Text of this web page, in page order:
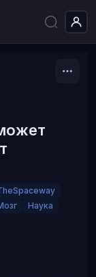
Наука